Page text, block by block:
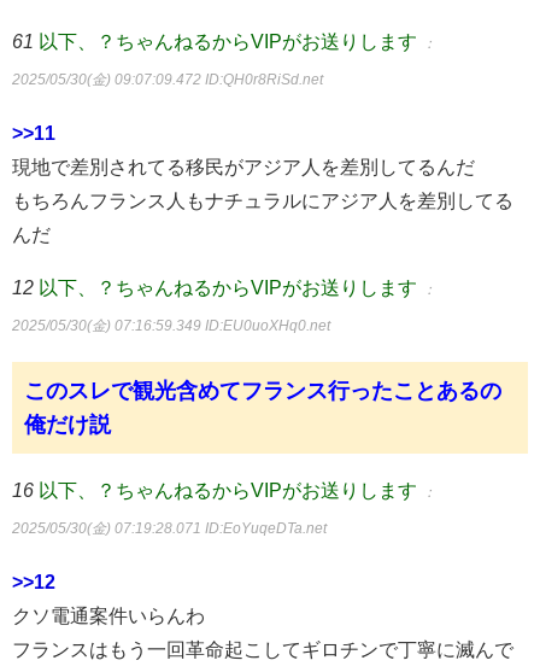
61 以下、？ちゃんねるからVIPがお送りします ：
2025/05/30(金) 09:07:09.472 ID:QH0r8RiSd.net
>>11
現地で差別されてる移民がアジア人を差別してるんだ
もちろんフランス人もナチュラルにアジア人を差別してる
んだ
12 以下、？ちゃんねるからVIPがお送りします ：
2025/05/30(金) 07:16:59.349 ID:EU0uoXHq0.net
このスレで観光含めてフランス行ったことあるの
俺だけ説
16 以下、？ちゃんねるからVIPがお送りします ：
2025/05/30(金) 07:19:28.071 ID:EoYuqeDTa.net
>>12
クソ電通案件いらんわ
フランスはもう一回革命起こしてギロチンで丁寧に滅んで